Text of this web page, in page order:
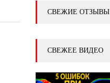
СВЕЖИЕ ОТЗЫВЫ
СВЕЖЕЕ ВИДЕО